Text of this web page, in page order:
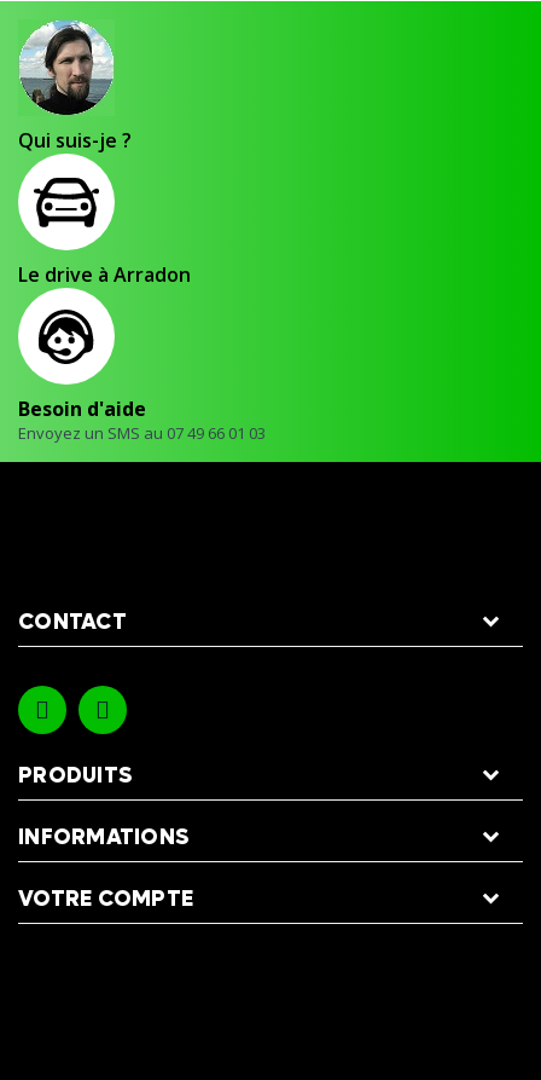
Qui suis-je ?
Le drive à Arradon
Besoin d'aide
Envoyez un SMS au 07 49 66 01 03
CONTACT
PRODUITS
INFORMATIONS
VOTRE COMPTE